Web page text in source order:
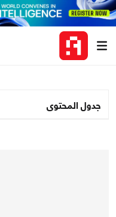
جدول المحتوى